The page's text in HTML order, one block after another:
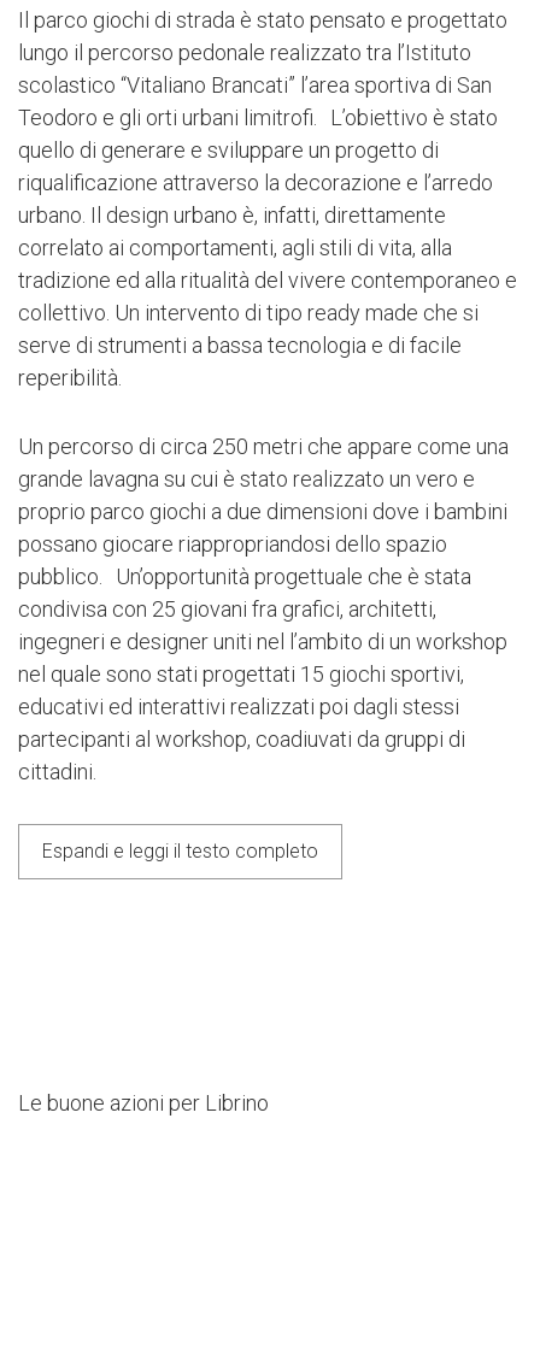
criminalità organizzata rappresenta a volte l’unica
alternativa possibile per vivere, La bellezza
inaspettata l’abbiamo trovata nella ricchezza di
umanità: un gruppo di ostinati volontari (Briganti Rugby
di Librino) che sottrae alla malavita organizzata i più
piccoli avviandoli al rugby all’interno dell’area sportiva
occupata (o meglio, “liberata”) di S.Teodoro, ed
ancora, una coraggiosa preside che cerca di portare
una normalità scolastica all’interno dell’Istituto
Comprensivo V.Brancati.
L’area di intervento è quella del “San Teodoro
gioco, i primi orti sociali di Catania e appunto, la scuola
Brancati.
Siamo partiti da queste realtà vive e consolidate che
presidiano il quartiere per operare quel rammendo tra
le parti capace di innescare un processo virtuoso di
rigenerazione urbana. Attraverso il ricorso
all’osservazione partecipata, ai focus group, alle
interviste ad esercizi di co-design, che hanno
coinvolto più attori sociali ed istituzionali è stato
possibile ricomporre aspettative, bisogni, paure di
fruizione aperta e regolamentata di spazi per lo sport
Il parco giochi di strada è stato pensato e progettato
lungo il percorso pedonale realizzato tra l’Istituto
scolastico “Vitaliano Brancati” l’area sportiva di San
Teodoro e gli orti urbani limitrofi. L’obiettivo è stato
quello di generare e sviluppare un progetto di
riqualificazione attraverso la decorazione e l’arredo
urbano. Il design urbano è, infatti, direttamente
correlato ai comportamenti, agli stili di vita, alla
tradizione ed alla ritualità del vivere contemporaneo e
collettivo. Un intervento di tipo ready made che si
serve di strumenti a bassa tecnologia e di facile
reperibilità.
Un percorso di circa 250 metri che appare come una
grande lavagna su cui è stato realizzato un vero e
proprio parco giochi a due dimensioni dove i bambini
possano giocare riappropriandosi dello spazio
pubblico. Un’opportunità progettuale che è stata
condivisa con 25 giovani fra grafici, architetti,
ingegneri e designer uniti nel l’ambito di un workshop
nel quale sono stati progettati 15 giochi sportivi,
educativi ed interattivi realizzati poi dagli stessi
partecipanti al workshop, coadiuvati da gruppi di
cittadini.
Espandi e leggi il testo completo
Le buone azioni per Librino